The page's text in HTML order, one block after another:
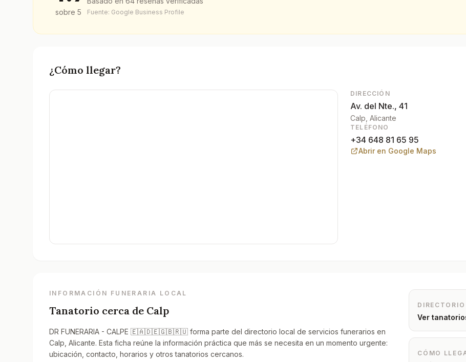
sobre 5 Fuente: Google Business Profile
¿Cómo llegar?
DIRECCIÓN
Av. del Nte., 41
Calp , Alicante
TELÉFONO
+34 648 81 65 95
Abrir en Google Maps
INFORMACIÓN FUNERARIA LOCAL
Tanatorio cerca de Calp
DR FUNERARIA - CALPE 🇪🇦🇩🇪🇬🇧🇷🇺 forma parte del directorio local de servicios funerarios en
Calp, Alicante. Esta ficha reúne la información práctica que más se necesita en un momento urgente:
ubicación, contacto, horarios y otros tanatorios cercanos.
Ver
CÓMO